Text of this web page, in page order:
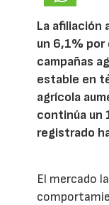
La afiliación
un 6,1%
campañas
estable en
agrícola
continúa un
registrado
El mercado